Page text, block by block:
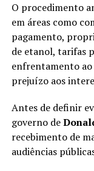
O procedimento
em áreas como
pagamento,
de etanol, tarifas
enfrentamento
prejuízo aos
Antes de definir
governo de
recebimento de
audiências